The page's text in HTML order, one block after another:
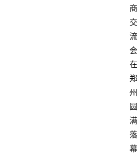
商
交
流
会
在
郑
州
圆
满
落
幕